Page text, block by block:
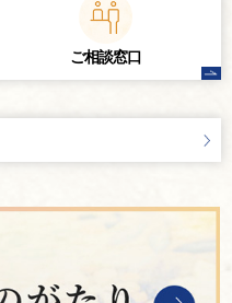
ご相談窓口